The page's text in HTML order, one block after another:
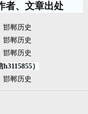
者、文章出处
）